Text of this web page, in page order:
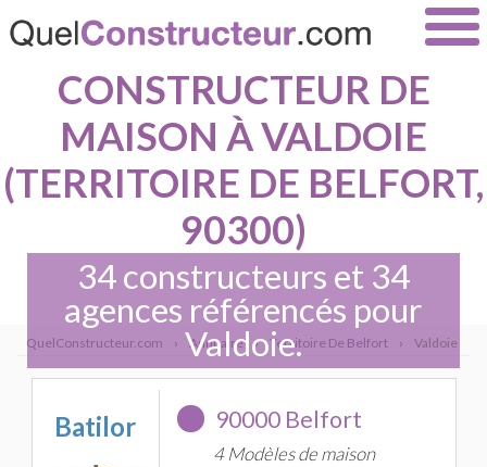
CONSTRUCTEUR DE
MAISON À VALDOIE
(TERRITOIRE DE BELFORT,
90300)
34 constructeurs et 34
agences référencés pour
Valdoie.
QuelConstructeur.com › Annuaire › Territoire De Belfort › Valdoie
Batilor 90000 Belfort
4 Modèles de maison